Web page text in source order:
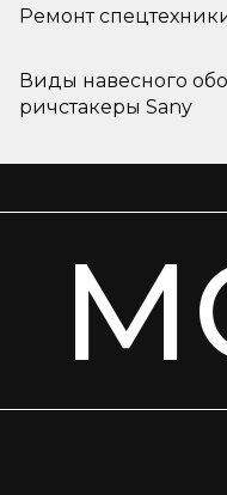
Ремонт
Виды навесного
ричстакеры Sany